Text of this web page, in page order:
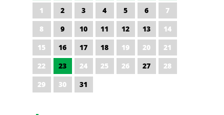
1 2 3 4 5 6
7
8
9 10 11 12 13
14
15
16 17 18 19 20
21
22
23 24 25 26 27
28
29
30 31